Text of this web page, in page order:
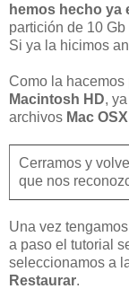
hemos hecho ya
partición de 10
Si ya la hicimos
Como la hacemos
Macintosh HD,
archivos Mac
Cerramos y
que nos
Una vez
a paso el tutorial
seleccionamos a
Restaurar.